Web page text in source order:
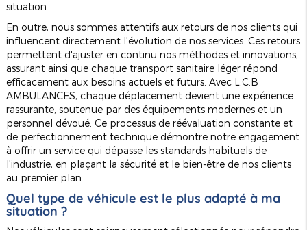
situation.
En outre, nous sommes attentifs aux retours de nos clients qui
influencent directement l'évolution de nos services. Ces retours
permettent d'ajuster en continu nos méthodes et innovations,
assurant ainsi que chaque transport sanitaire léger répond
efficacement aux besoins actuels et futurs. Avec L.C.B
AMBULANCES, chaque déplacement devient une expérience
rassurante, soutenue par des équipements modernes et un
personnel dévoué. Ce processus de réévaluation constante et
de perfectionnement technique démontre notre engagement
à offrir un service qui dépasse les standards habituels de
l'industrie, en plaçant la sécurité et le bien-être de nos clients
au premier plan.
Quel type de véhicule est le plus adapté à ma
situation ?